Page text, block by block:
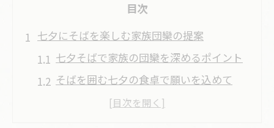
目次
七夕にそばを楽しむ家族団欒の提案
七夕そばで家族の団欒を深めるポイント
そばを囲む七夕の食卓で願いを込めて
七夕の夜そばを通じて伝統を体感しよう